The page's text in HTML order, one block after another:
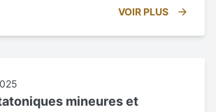
VOIR PLUS
mineures et